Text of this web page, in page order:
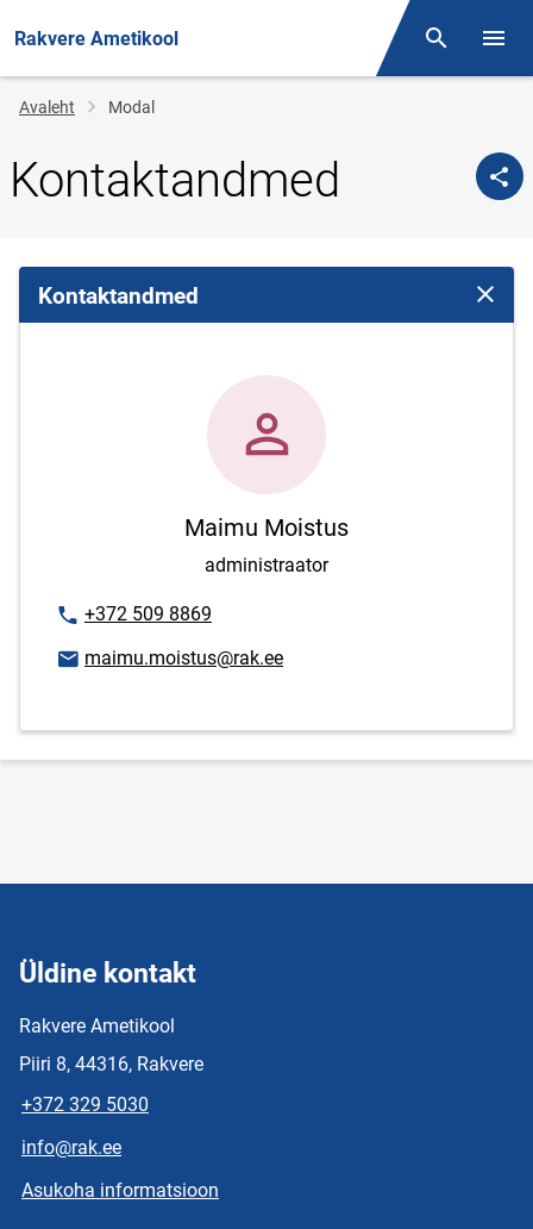
Rakvere Ametikool Otsing
Jälglink
Avaleht Modal
Kontaktandmed
Kontaktandmed Sulge
Maimu Moistus
administraator
Telefoninumber
+372 509 8869
E-posti aadress
maimu.moistus@rak.ee
Üldine kontakt
Rakvere Ametikool
Piiri 8, 44316, Rakvere
+372 329 5030
info@rak.ee
Asukoha informatsioon